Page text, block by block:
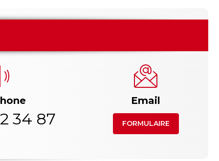
34 87
Email
FORMULAIRE